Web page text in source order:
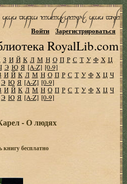
RoyalLib.com
Войти Зарегистрироваться
З И Й К Л М Н О П Р С Т У Ф Х Ц
Э Ю Я [A-Z] [0-9]
И Й К Л М Н О П Р С Т У Ф Х Ц Ч
Э Ю Я [A-Z] [0-9]
И Й К Л М Н О П Р С Т У Ф Х Ц Ч
Э Ю Я [A-Z] [0-9]
- О людях
книгу бесплатно